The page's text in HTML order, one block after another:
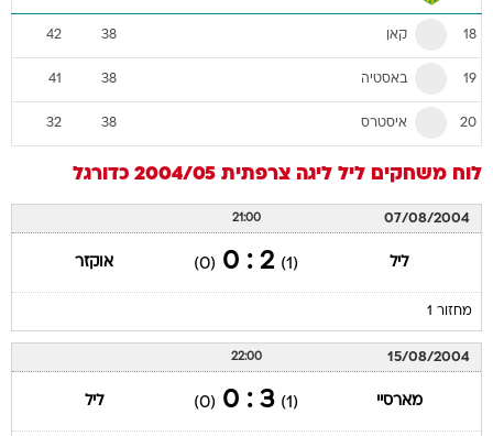
18 קאן 38
42
19 באסטיה 38
41
20 איסטרס 38
32
לוח משחקים ליל ליגה צרפתית 2004/05 כדורגל
07/08/2004
21:00
ליל (1)
2 : 0
(0) אוקזר
מחזור 1
15/08/2004
22:00
מארסיי (1)
3 : 0
(0) ליל